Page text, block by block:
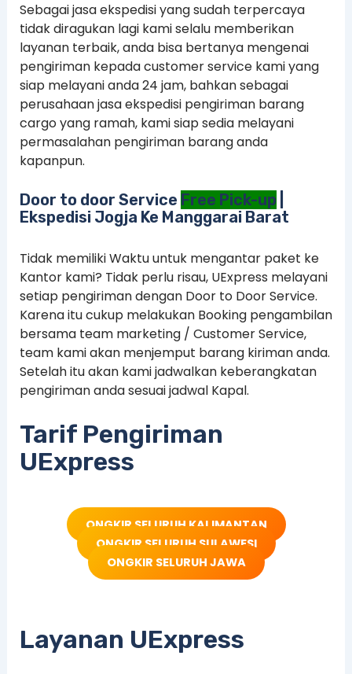
Sebagai jasa ekspedisi yang sudah terpercaya
tidak diragukan lagi kami selalu memberikan
layanan terbaik, anda bisa bertanya mengenai
pengiriman kepada customer service kami yang
siap melayani anda 24 jam, bahkan sebagai
perusahaan jasa ekspedisi pengiriman barang
cargo yang ramah, kami siap sedia melayani
permasalahan pengiriman barang anda
kapanpun.
Door to door Service Free Pick-up
Ekspedisi Jogja Ke Manggarai Barat
Tidak memiliki Waktu untuk mengantar paket ke
Kantor kami? Tidak perlu risau, UExpress melayani
setiap pengiriman dengan Door to Door Service.
Karena itu cukup melakukan Booking pengambilan
bersama team marketing / Customer Service,
team kami akan menjemput barang kiriman anda.
Setelah itu akan kami jadwalkan keberangkatan
pengiriman anda sesuai jadwal Kapal.
Tarif Pengiriman
UExpress
ONGKIR SELURUH KALIMANTAN
ONGKIR SELURUH SULAWESI
ONGKIR SELURUH JAWA
Layanan UExpress